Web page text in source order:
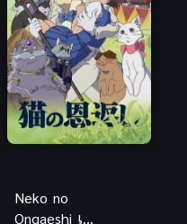
Neko no
Ongaeshi เจ้า